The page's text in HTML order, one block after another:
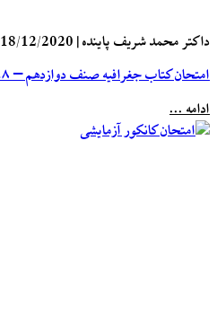
داکتر محمد شریف پاینده|
18/12/2020
امتحان کتاب جغرافیه صنف دوازدهم – ۱۳۹۸
ادامه ...